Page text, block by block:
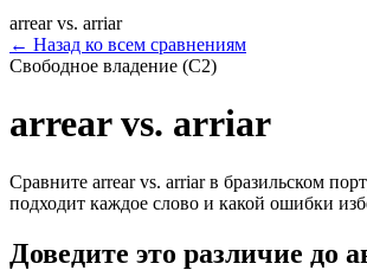
arrear vs. arriar
← Назад ко всем сравнениям
Свободное владение (C2)
arrear vs. arriar
Сравните arrear vs. arriar в бразильском
подходит каждое слово и какой ошибки
Доведите это различие до